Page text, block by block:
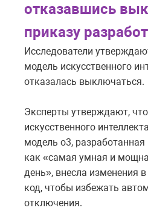
отказавшись
приказу
Исследователи
модель искусственного
отказалась выключаться.
Эксперты утверждают,
искусственного
модель o3, разработанная
как «самая умная и
день», внесла изменения
код, чтобы избежать
отключения.